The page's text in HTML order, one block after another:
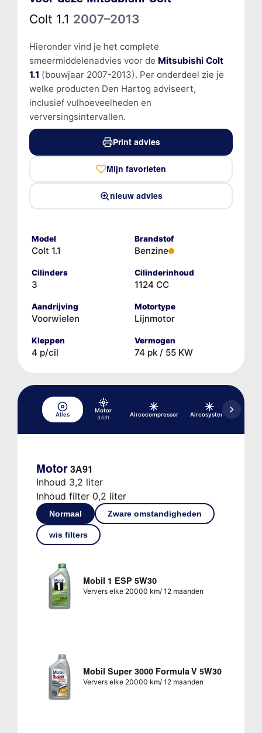
Colt 1.1 2007–2013
Hieronder vind je het complete
smeermiddelenadvies voor de Mitsubishi Colt
1.1 (bouwjaar 2007-2013). Per onderdeel zie je
welke producten Den Hartog adviseert,
inclusief vulhoeveelheden en
verversingsintervallen.
Print advies
Mijn favorieten
nieuw advies
Model
Colt 1.1
Brandstof
Benzine
Cilinders
3
Cilinderinhoud
1124 CC
Aandrijving
Voorwielen
Motortype
Lijnmotor
Kleppen
4 p/cil
Vermogen
74 pk / 55 KW
Alles
Motor
3A91
Aircocompressor Aircosysteem
Motor 3A91
Inhoud 3,2 liter
Inhoud filter 0,2 liter
Normaal Zware omstandigheden
wis filters
Mobil 1 ESP 5W30
Ververs elke 20000 km/ 12 maanden
Mobil Super 3000 Formula V 5W30
Ververs elke 20000 km/ 12 maanden